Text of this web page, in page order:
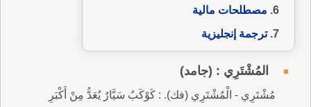
مصطلحات مالية
ترجمة إنجليزية
المُشْتَرِي : (جامد)
مُشْتَرِي - الْمُشْتَرِي (فك). : كَوْكَبٌ سَيَّارٌ يُعَدُّ مِنْ أَكْبَرِ